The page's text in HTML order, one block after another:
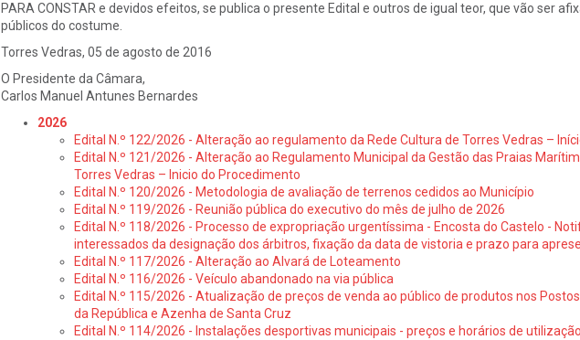
PARA CONSTAR e devidos efeitos, se publica o presente Edital e outros de igual teor, que vão ser
públicos do costume.
Torres Vedras, 05 de agosto de 2016
O Presidente da Câmara,
Carlos Manuel Antunes Bernardes
2026
Edital N.º 122/2026 - Alteração ao regulamento da Rede Cultura de Torres Vedras –
Edital N.º 121/2026 - Alteração ao Regulamento Municipal da Gestão das Praias
Torres Vedras – Inicio do Procedimento
Edital N.º 120/2026 - Metodologia de avaliação de terrenos cedidos ao Município
Edital N.º 119/2026 - Reunião pública do executivo do mês de julho de 2026
Edital N.º 118/2026 - Processo de expropriação urgentíssima - Encosta do Castelo -
interessados da designação dos árbitros, fixação da data de vistoria e prazo para
Edital N.º 117/2026 - Alteração ao Alvará de Loteamento
Edital N.º 116/2026 - Veículo abandonado na via pública
Edital N.º 115/2026 - Atualização de preços de venda ao público de produtos nos
da República e Azenha de Santa Cruz
Edital N.º 114/2026 - Instalações desportivas municipais - preços e horários de utilização